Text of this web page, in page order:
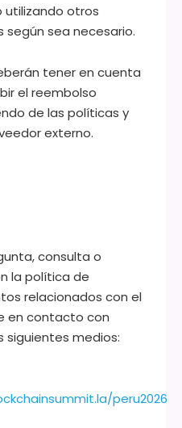
utilizando otros
sea necesario.
tener en cuenta
el reembolso
de las políticas y
externo.
consulta o
la política de
relacionados con el
en contacto con
siguientes medios:
peru2026